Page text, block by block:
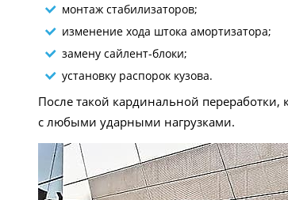
монтаж стабилизаторов;
изменение хода штока амортизатора;
замену сайлент-блоки;
установку распорок кузова.
После такой кардинальной
с любыми ударными нагрузками.